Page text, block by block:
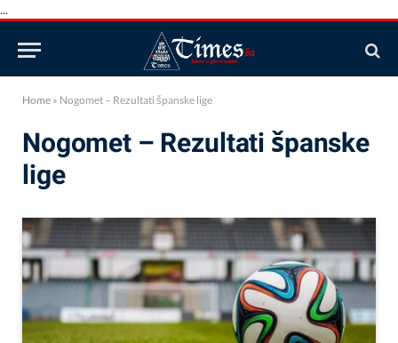
...
Home » Nogomet – Rezultati španske lige
Nogomet – Rezultati španske
lige